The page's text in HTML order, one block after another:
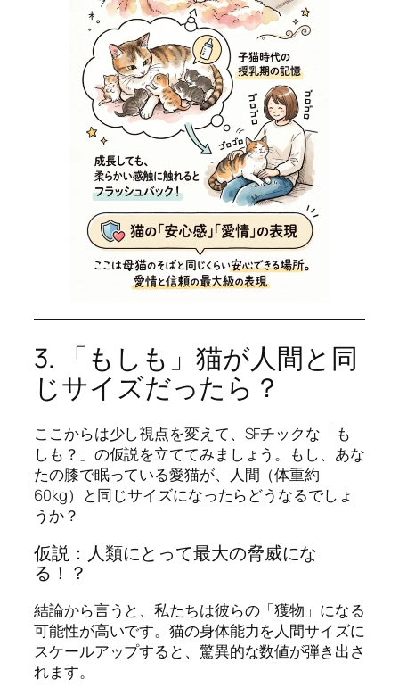
3. 「もしも」猫が人間と同
じサイズだったら？
ここからは少し視点を変えて、SFチックな「も
しも？」の仮説を立ててみましょう。もし、あな
たの膝で眠っている愛猫が、人間（体重約
60kg）と同じサイズになったらどうなるでしょ
うか？
仮説：人類にとって最大の脅威にな
る！？
結論から言うと、私たちは彼らの「獲物」になる
可能性が高いです。猫の身体能力を人間サイズに
スケールアップすると、驚異的な数値が弾き出さ
れます。